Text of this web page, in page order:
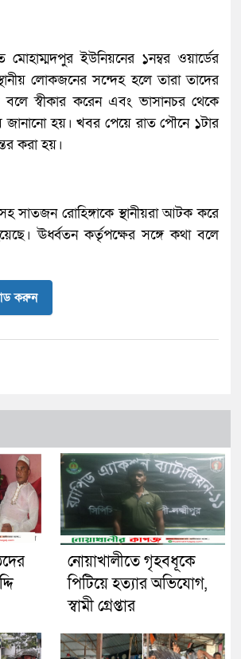
ইউনিয়নের ১নম্বর ওয়ার্ডের
লোকজনের সন্দেহ হলে তারা তাদের
বলে স্বীকার করেন এবং ভাসানচর থেকে
জানানো হয়। খবর পেয়ে রাত পৌনে ১টার
করা হয়।
সাতজন রোহিঙ্গাকে স্থানীয়রা আটক করে
ঊর্ধ্বতন কর্তৃপক্ষের সঙ্গে কথা বলে
করুন
নোয়াখালীতে গৃহবধূকে
পিটিয়ে হত্যার অভিযোগ,
স্বামী গ্রেপ্তার